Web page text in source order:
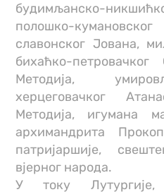
будимљанско-
полошко-
славонског Јована,
бихаћко-петровачког
Методија,
херцеговачког
Методија, игумана
архимандрита
патријаршије,
вјерног народа.
У току Лутургије,